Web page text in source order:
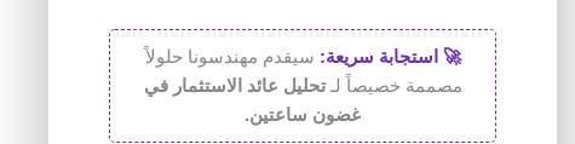
🚀 استجابة سريعة: سيقدم مهندسونا حلولاً
مصممة خصيصاً لـتحليل عائد الاستثمار في
غضون ساعتين.